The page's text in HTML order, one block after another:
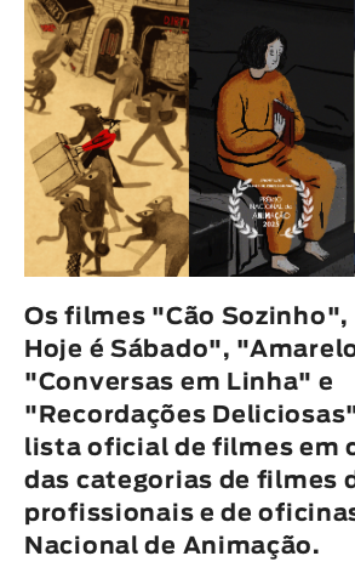
Últimas Selecções
Estatísticas
Filmes - Animar
Sobre nós & Contactos
Curtas Vila do Conde Solar O Dia
Animar
REALIZADOR
LEGENDA DISPONÍVEL
Legenda disponível
ANO
DURAÇÃO
< / >
GÉNERO
Ficção
Os filmes "Cão Sozinho",
Hoje é Sábado",
"Conversas em Linha" e
"Recordações
lista oficial de filmes em
das categorias de filmes
profissionais e de
Nacional de Animação.